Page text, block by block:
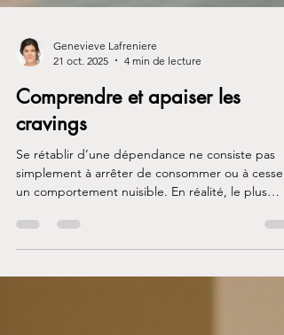
21 oct. 2025
4 min de lecture
Comprendre et apaiser les
cravings
Se rétablir d’une dépendance ne consiste pas
un comportement nuisible. En réalité, le plus
impulsions et les désirs puissants qui resurgissent